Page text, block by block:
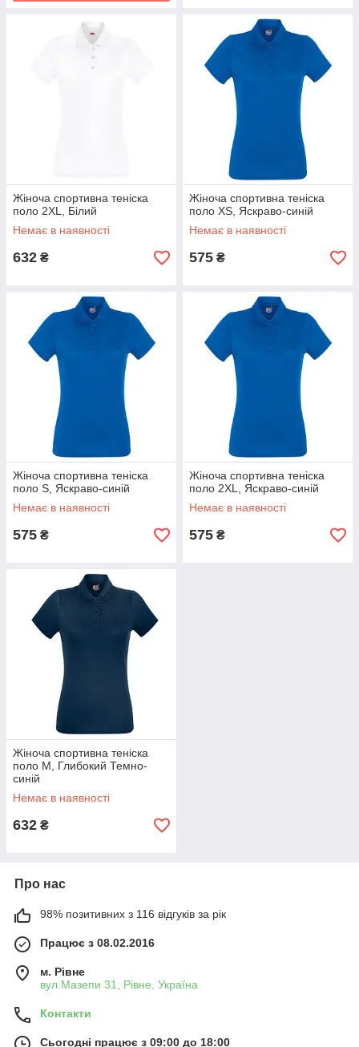
Жіноча спортивна теніска
поло 2XL, Білий
Немає в наявності
632 ₴
Жіноча спортивна теніска
поло XS, Яскраво-синій
Немає в наявності
575 ₴
Жіноча спортивна теніска
поло S, Яскраво-синій
Немає в наявності
575 ₴
Жіноча спортивна теніска
поло 2XL, Яскраво-синій
Немає в наявності
575 ₴
Жіноча спортивна теніска
поло M, Глибокий Темно-
синій
Немає в наявності
632 ₴
Про нас
98% позитивних з 116 відгуків за рік
Працює з 08.02.2016
м. Рівне
вул.Мазепи 31, Рівне, Україна
Контакти
Сьогодні працює з 09:00 до 18:00